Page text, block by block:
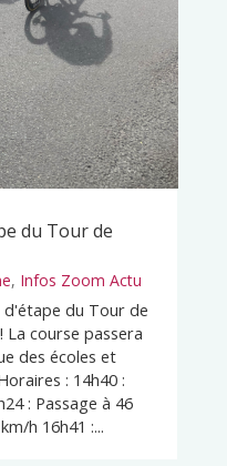
du Tour de
, Infos Zoom Actu
d'étape du Tour de
La course passera
des écoles et
: 14h40 :
: Passage à 46
h 16h41 :...